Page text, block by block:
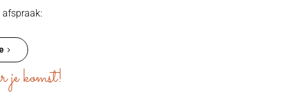
komst!